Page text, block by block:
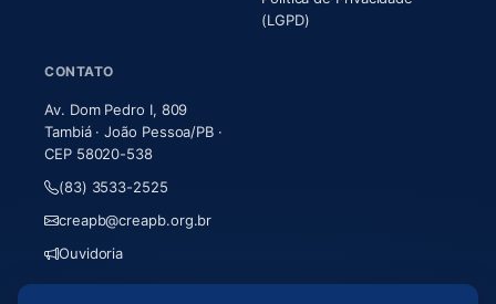
(LGPD)
CONTATO
Av. Dom Pedro I, 809
Tambiá · João Pessoa/PB ·
CEP 58020-538
(83) 3533-2525
creapb@creapb.org.br
Ouvidoria